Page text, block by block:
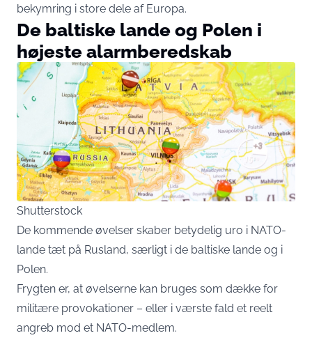
bekymring i store dele af Europa.
De baltiske lande og Polen i
højeste alarmberedskab
Shutterstock
De kommende øvelser skaber betydelig uro i NATO-
lande tæt på Rusland, særligt i de baltiske lande og i
Polen.
Frygten er, at øvelserne kan bruges som dække for
militære provokationer – eller i værste fald et reelt
angreb mod et NATO-medlem.